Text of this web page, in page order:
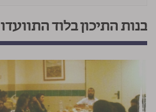
בנות התיכון בלוד התוועדו